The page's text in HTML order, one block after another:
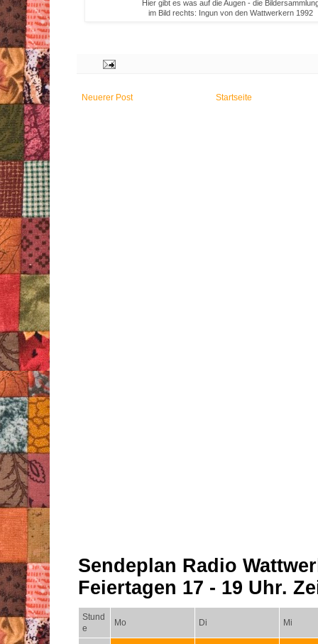
Hier gibt es was auf die Augen - die
im Bild rechts: Ingun von den Wattwerkern 1992
Neuerer Post Startseite
Sendeplan Radio
Feiertagen 17 - 19 Uhr.
Stund
e
Mo Di Mi